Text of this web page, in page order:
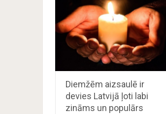
Diemžēm aizsaulē ir
devies Latvijā ļoti labi
zināms un populārs